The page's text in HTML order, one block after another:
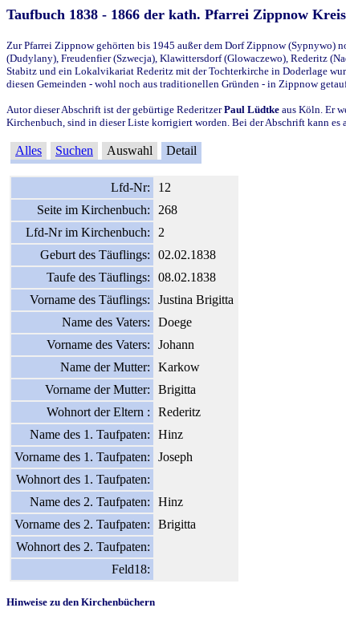
Taufbuch 1838 - 1866 der kath. Pfarrei Zippnow
Zur Pfarrei Zippnow gehörten bis 1945 außer dem Dorf Zippnow (Sypnywo)
(Dudylany), Freudenfier (Szwecja), Klawittersdorf (Glowaczewo), Rederitz
Stabitz und ein Lokalvikariat Rederitz mit der Tochterkirche in Doderlage
diesen Gemeinden - wohl noch aus traditionellen Gründen - in Zippnow
Autor dieser Abschrift ist der gebürtige RederitzerPaul Lüdtke aus Köln. Er
Kirchenbuch, sind in dieser Liste korrigiert worden. Bei der Abschrift kann es
Alles Suchen Auswahl Detail
Lfd-Nr:
12
Seite im Kirchenbuch:
268
Lfd-Nr im Kirchenbuch:
2
Geburt des Täuflings:
02.02.1838
Taufe des Täuflings:
08.02.1838
Vorname des Täuflings:
Justina Brigitta
Name des Vaters:
Doege
Vorname des Vaters:
Johann
Name der Mutter:
Karkow
Vorname der Mutter:
Brigitta
Wohnort der Eltern :
Rederitz
Name des 1. Taufpaten:
Hinz
Vorname des 1. Taufpaten:
Joseph
Wohnort des 1. Taufpaten:
Name des 2. Taufpaten:
Hinz
Vorname des 2. Taufpaten:
Brigitta
Wohnort des 2. Taufpaten:
Feld18:
Hinweise zu den Kirchenbüchern